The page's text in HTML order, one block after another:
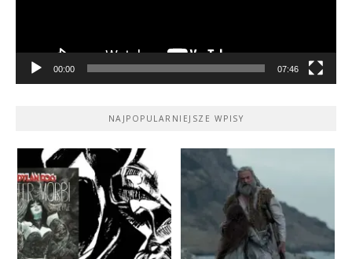
00:00 07:46
NAJPOPULARNIEJSZE WPISY